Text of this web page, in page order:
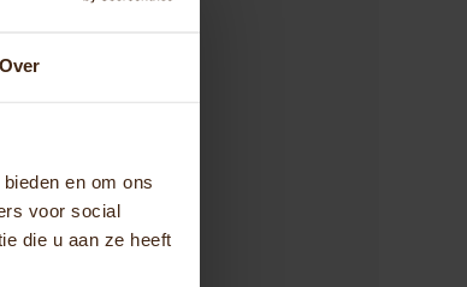
Over
en om ons
voor social
die u aan ze heeft
kan